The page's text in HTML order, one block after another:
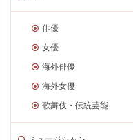
俳優
女優
海外俳優
海外女優
歌舞伎・伝統芸能